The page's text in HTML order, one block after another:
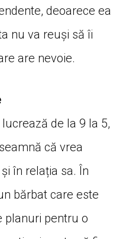
deoarece ea
nu va reuși să îi
are nevoie.
de la 9 la 5,
că vrea
în relația sa. În
bărbat care este
planuri pentru o